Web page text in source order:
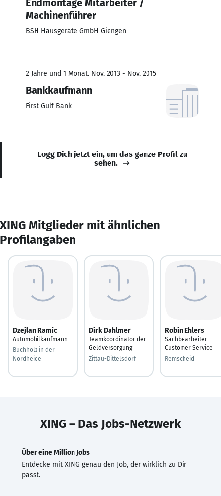
Endmontage Mitarbeiter /
Machinenführer
BSH Hausgeräte GmbH Giengen
2 Jahre und 1 Monat, Nov. 2013 - Nov. 2015
Bankkaufmann
First Gulf Bank
Logg Dich jetzt ein, um das ganze Profil zu
sehen.
XING Mitglieder mit ähnlichen
Profilangaben
Dzejlan Ramic
Automobilkaufmann
Buchholz in der
Nordheide
Dirk Dahlmer
Teamkoordinator der
Geldversorgung
Zittau-Dittelsdorf
Robin Ehlers
Sachbearbeiter
Customer Service
Remscheid
XING – Das Jobs-Netzwerk
Über eine Million Jobs
Entdecke mit XING genau den Job, der wirklich zu Dir
passt.